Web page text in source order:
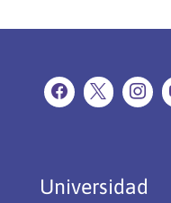
Universidad